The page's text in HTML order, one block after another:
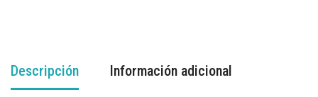
Descripción Información adicional